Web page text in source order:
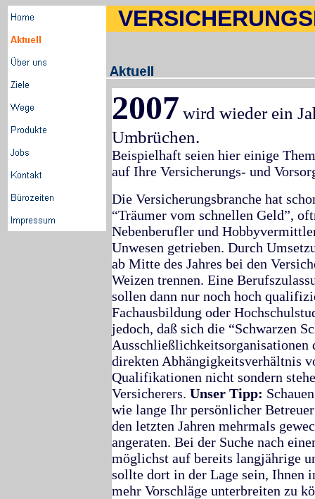
2007 wird wieder ein
Umbrüchen.
Beispielhaft seien hier einige
auf Ihre Versicherungs- und
Die Versicherungsbranche hat
“Träumer vom schnellen Geld”,
Nebenberufler und
Unwesen getrieben. Durch
ab Mitte des Jahres bei den
Weizen trennen. Eine
sollen dann nur noch hoch
Fachausbildung oder
jedoch, daß sich die “Schwarzen
direkten Abhängigkeitsverhältnis
Qualifikationen nicht sondern
Versicherers. Unser Tipp:
wie lange Ihr persönlicher
den letzten Jahren mehrmals
angeraten. Bei der Suche nach
möglichst auf bereits langjährige
sollte dort in der Lage sein, Ihnen
mehr Vorschläge unterbreiten zu